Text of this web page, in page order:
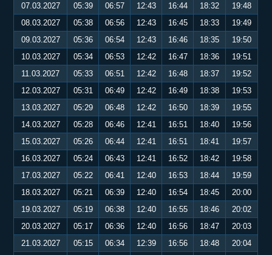
07.03.2027
05:39 06:57 12:43 16:44 18:32
19:48
08.03.2027
05:38 06:56 12:43 16:45 18:33
19:49
09.03.2027
05:36 06:54 12:43 16:46 18:35
19:50
10.03.2027
05:34 06:53 12:42 16:47 18:36
19:51
11.03.2027
05:33 06:51 12:42 16:48 18:37
19:52
12.03.2027
05:31 06:49 12:42 16:49 18:38
19:53
13.03.2027
05:29 06:48 12:42 16:50 18:39
19:55
14.03.2027
05:28 06:46 12:41 16:51 18:40
19:56
15.03.2027
05:26 06:44 12:41 16:51 18:41
19:57
16.03.2027
05:24 06:43 12:41 16:52 18:42
19:58
17.03.2027
05:22 06:41 12:40 16:53 18:44
19:59
18.03.2027
05:21 06:39 12:40 16:54 18:45
20:00
19.03.2027
05:19 06:38 12:40 16:55 18:46
20:02
20.03.2027
05:17 06:36 12:40 16:56 18:47
20:03
21.03.2027
05:15 06:34 12:39 16:56 18:48
20:04